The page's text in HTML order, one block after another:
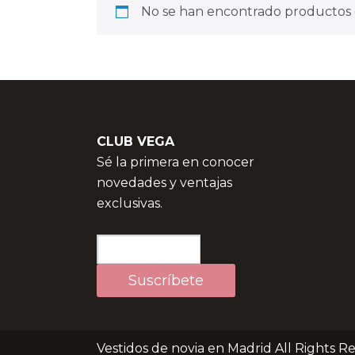
No se han encontrado
CLUB VEGA
Sé la primera en conocer
novedades y ventajas
exclusivas.
Vestidos de novia en Madrid All Rights